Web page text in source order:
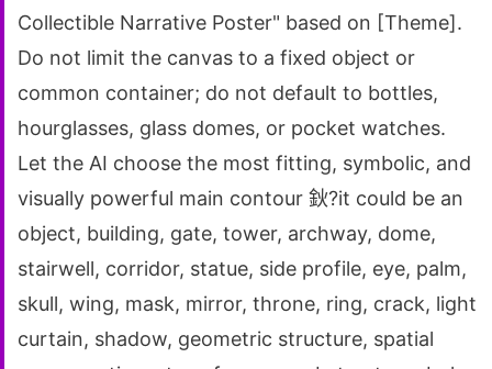
Collectible Narrative Poster" based on [Theme].
Do not limit the canvas to a fixed object or
common container; do not default to bottles,
hourglasses, glass domes, or pocket watches.
Let the AI choose the most fitting, symbolic, and
visually powerful main contour 鈥?it could be an
object, building, gate, tower, archway, dome,
stairwell, corridor, statue, side profile, eye, palm,
skull, wing, mask, mirror, throne, ring, crack, light
curtain, shadow, geometric structure, spatial